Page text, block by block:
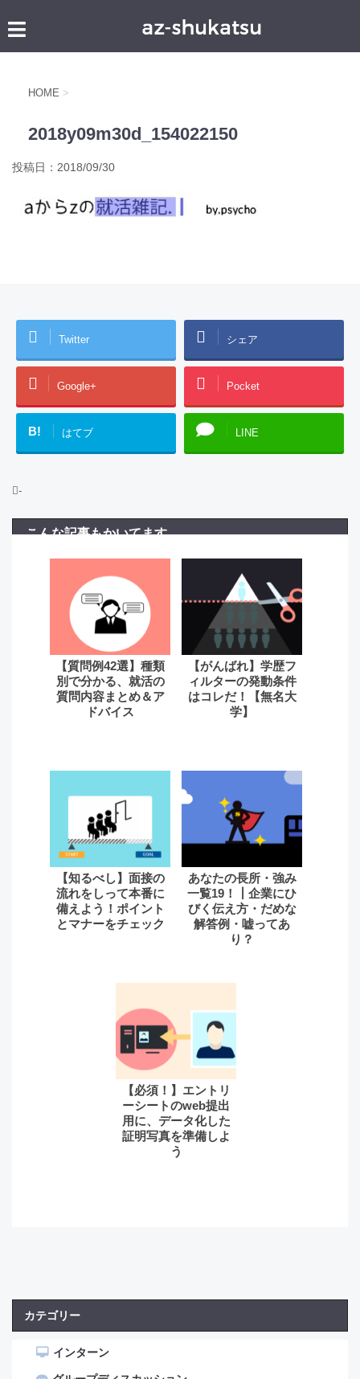
HOME >
2018y09m30d_154022150
投稿日： 2018/09/30
Twitter シェア
Google+ Pocket
B! はてブ LINE
-
こんな記事もかいてます
【質問例42選】種類
別で分かる、就活の
質問内容まとめ＆ア
ドバイス
【がんばれ】学歴フ
ィルターの発動条件
はコレだ！【無名大
学】
【知るべし】面接の
流れをしって本番に
備えよう！ポイント
とマナーをチェック
あなたの長所・強み
一覧19！┃企業にひ
びく伝え方・だめな
解答例・嘘ってあ
り？
【必須！】エントリ
ーシートのweb提出
用に、データ化した
証明写真を準備しよ
う
カテゴリー
インターン